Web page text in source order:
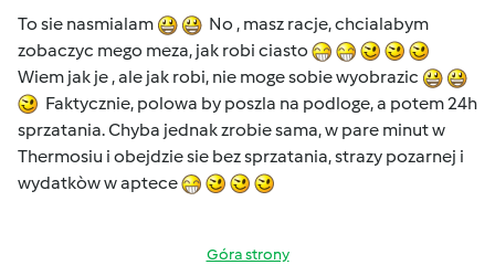
To sie nasmialam
No , masz racje, chcialabym
zobaczyc mego meza, jak robi ciasto
Wiem jak je , ale jak robi, nie moge sobie wyobrazic
Faktycznie, polowa by poszla na podloge, a potem 24h
sprzatania. Chyba jednak zrobie sama, w pare minut w
Thermosiu i obejdzie sie bez sprzatania, strazy pozarnej i
wydatkòw w aptece
Góra strony